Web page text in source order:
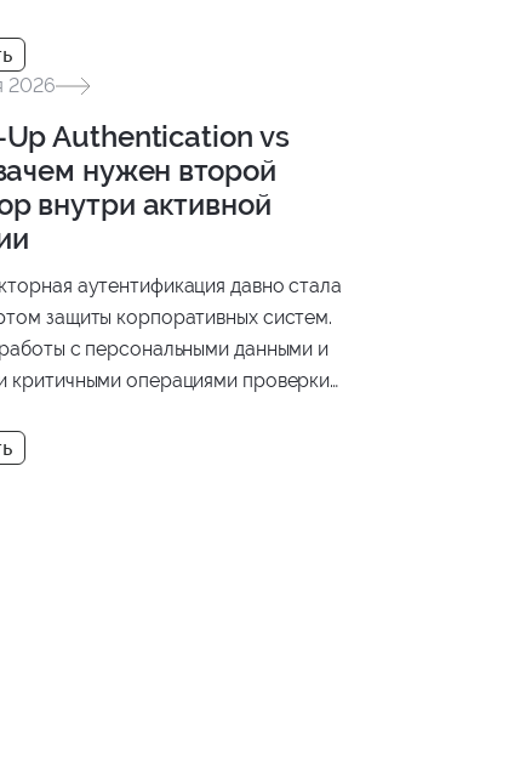
анализа интегрируются в бизнес-
2026
Authentication vs
нужен второй
внутри активной
аутентификация давно стала
защиты корпоративных систем.
с персональными данными и
критичными операциями проверки
В этой статье разберем, чем